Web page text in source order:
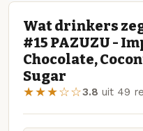
Wat drinkers
#15 PAZUZU -
Chocolate,
Sugar
★★★☆☆3.8 uit 49